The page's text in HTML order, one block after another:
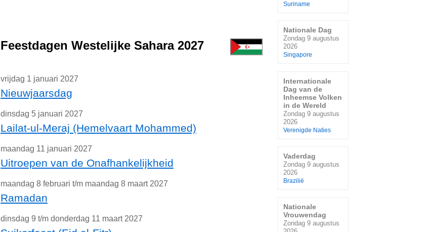
Feestdagen Westelijke Sahara 2027
vrijdag 1 januari 2027
Nieuwjaarsdag
dinsdag 5 januari 2027
Lailat-ul-Meraj (Hemelvaart Mohammed)
maandag 11 januari 2027
Uitroepen van de Onafhankelijkheid
maandag 8 februari t/m maandag 8 maart 2027
Ramadan
dinsdag 9 t/m donderdag 11 maart 2027
Suriname
Nationale Dag
Zondag 9 augustus
2026
Singapore
Internationale
Dag van de
Inheemse Volken
in de Wereld
Zondag 9 augustus
2026
Verenigde Naties
Vaderdag
Zondag 9 augustus
2026
Brazilië
Nationale
Vrouwendag
Zondag 9 augustus